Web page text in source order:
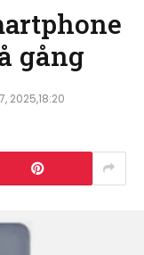
gång
2025,18:20